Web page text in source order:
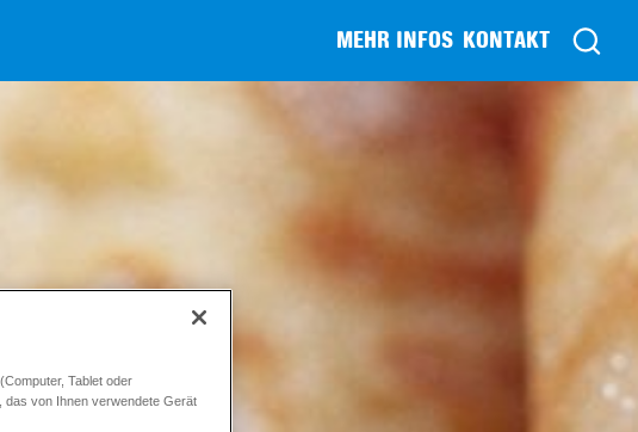
MEHR INFOS KONTAKT
Tablet oder
das von Ihnen verwendete Gerät